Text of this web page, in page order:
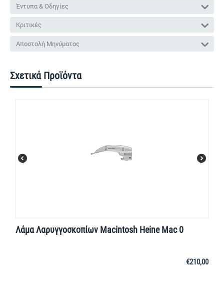
Έντυπα & Οδηγίες
Κριτικές
Αποστολή Μηνύματος
Σχετικά Προϊόντα
Λάμα Λαρυγγοσκοπίων Macintosh Heine Mac 0
€210,00